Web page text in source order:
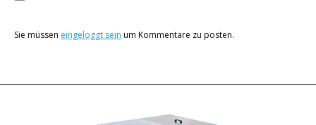
Sie müssen eingeloggt sein um Kommentare zu posten.